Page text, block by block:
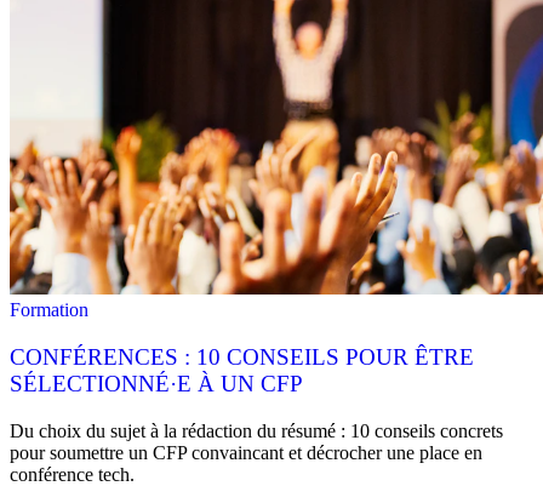
Formation
CONFÉRENCES : 10 CONSEILS POUR ÊTRE
SÉLECTIONNÉ·E À UN CFP
Du choix du sujet à la rédaction du résumé : 10 conseils concrets
pour soumettre un CFP convaincant et décrocher une place en
conférence tech.